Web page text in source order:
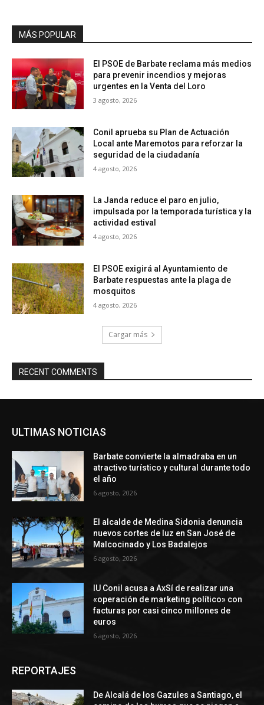
MÁS POPULAR
El PSOE de Barbate reclama más medios
para prevenir incendios y mejoras
urgentes en la Venta del Loro
3 agosto, 2026
Conil aprueba su Plan de Actuación
Local ante Maremotos para reforzar la
seguridad de la ciudadanía
4 agosto, 2026
La Janda reduce el paro en julio,
impulsada por la temporada turística y la
actividad estival
4 agosto, 2026
El PSOE exigirá al Ayuntamiento de
Barbate respuestas ante la plaga de
mosquitos
4 agosto, 2026
Cargar más
RECENT COMMENTS
ULTIMAS NOTICIAS
Barbate convierte la almadraba en un
atractivo turístico y cultural durante todo
el año
6 agosto, 2026
El alcalde de Medina Sidonia denuncia
nuevos cortes de luz en San José de
Malcocinado y Los Badalejos
6 agosto, 2026
IU Conil acusa a AxSí de realizar una
«operación de marketing político» con
facturas por casi cinco millones de
euros
6 agosto, 2026
REPORTAJES
De Alcalá de los Gazules a Santiago, el